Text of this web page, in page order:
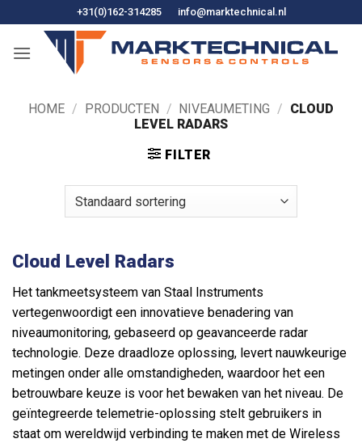
naar
+31(0)162-314285 info@marktechnical.nl
HOME / PRODUCTEN / NIVEAUMETING / CLOUD
LEVEL RADARS
FILTER
Cloud Level Radars
Het tankmeetsysteem van Staal Instruments
vertegenwoordigt een innovatieve benadering van
niveaumonitoring, gebaseerd op geavanceerde radar
technologie. Deze draadloze oplossing, levert nauwkeurige
metingen onder alle omstandigheden, waardoor het een
betrouwbare keuze is voor het bewaken van het niveau. De
geïntegreerde telemetrie-oplossing stelt gebruikers in
staat om wereldwijd verbinding te maken met de Wireless